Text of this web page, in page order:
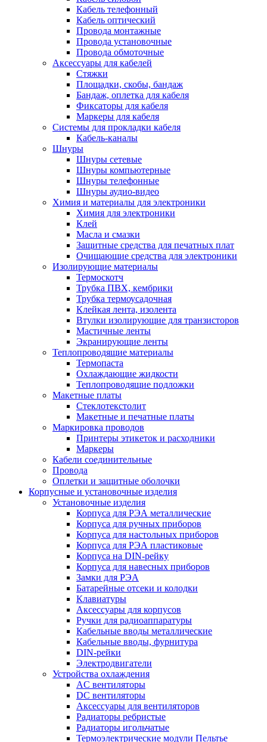
Кабель телефонный
Кабель оптический
Провода монтажные
Провода установочные
Провода обмоточные
Аксессуары для кабелей
Стяжки
Площадки, скобы, бандаж
Бандаж, оплетка для кабеля
Фиксаторы для кабеля
Маркеры для кабеля
Системы для прокладки кабеля
Кабель-каналы
Шнуры
Шнуры сетевые
Шнуры компьютерные
Шнуры телефонные
Шнуры аудио-видео
Химия и материалы для электроники
Химия для электроники
Клей
Масла и смазки
Защитные средства для печатных плат
Очищающие средства для электроники
Изолирующие материалы
Термоскотч
Трубка ПВХ, кембрики
Трубка термоусадочная
Клейкая лента, изолента
Втулки изолирующие для транзисторов
Мастичные ленты
Экранирующие ленты
Теплопроводящие материалы
Термопаста
Охлаждающие жидкости
Теплопроводящие подложки
Макетные платы
Стеклотекстолит
Макетные и печатные платы
Маркировка проводов
Принтеры этикеток и расходники
Маркеры
Кабели соединительные
Провода
Оплетки и защитные оболочки
Корпусные и установочные изделия
Установочные изделия
Корпуса для РЭА металлические
Корпуса для ручных приборов
Корпуса для настольных приборов
Корпуса для РЭА пластиковые
Корпуса на DIN-рейку
Корпуса для навесных приборов
Замки для РЭА
Батарейные отсеки и колодки
Клавиатуры
Аксессуары для корпусов
Ручки для радиоаппаратуры
Кабельные вводы металлические
Кабельные вводы, фурнитура
DIN-рейки
Электродвигатели
Устройства охлаждения
AC вентиляторы
DC вентиляторы
Аксессуары для вентиляторов
Радиаторы ребристые
Радиаторы игольчатые
Термоэлектрические модули Пельтье